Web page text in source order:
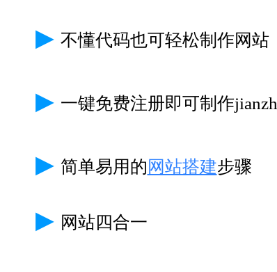
▶ 不懂代码也可轻松制作网站
▶ 一键免费注册即可制作jianzh
▶ 简单易用的 网站搭建步骤
▶ 网站四合一